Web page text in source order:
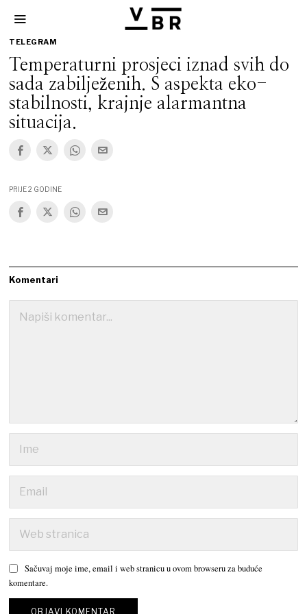
TELEGRAM
Temperaturni prosjeci iznad svih do
sada zabilježenih. S aspekta eko-
stabilnosti, krajnje alarmantna
situacija.
PRIJE 2 GODINE
Komentari
Sačuvaj moje ime, email i web stranicu u ovom browseru za buduće
komentare.